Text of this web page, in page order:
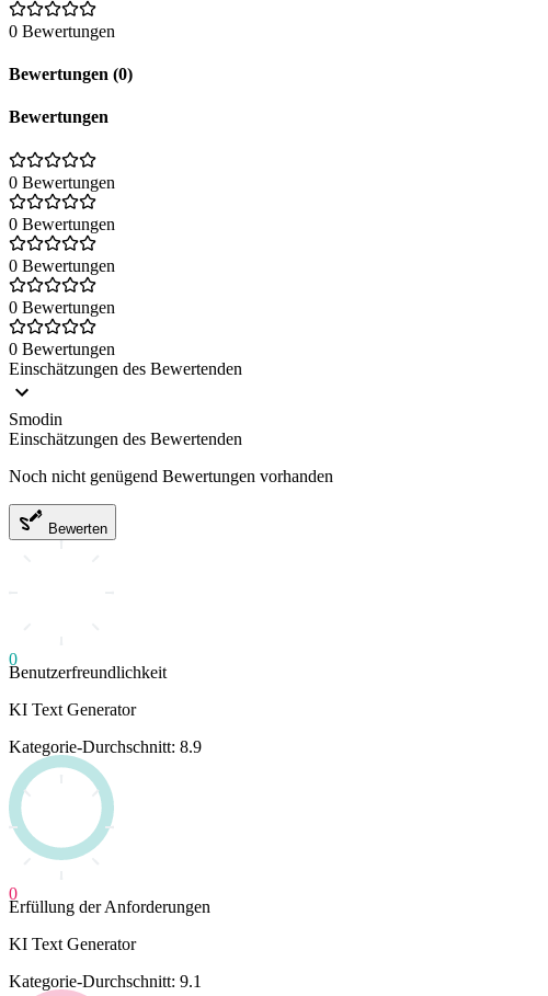
0 Bewertungen
Bewertungen (0)
Bewertungen
0 Bewertungen
0 Bewertungen
0 Bewertungen
0 Bewertungen
0 Bewertungen
Einschätzungen des Bewertenden
Smodin
Einschätzungen des Bewertenden
Noch nicht genügend Bewertungen vorhanden
Bewerten
0
Benutzerfreundlichkeit
KI Text Generator
Kategorie-Durchschnitt: 8.9
0
Erfüllung der Anforderungen
KI Text Generator
Kategorie-Durchschnitt: 9.1